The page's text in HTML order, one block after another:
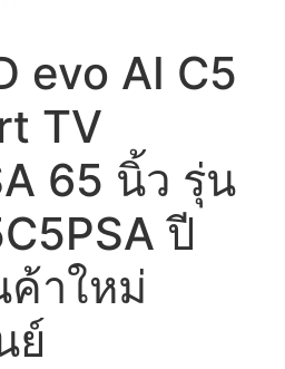
evo AI C5
TV
65 นิ้ว รุ่น
ปี
าใหม่
ย์